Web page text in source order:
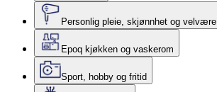
Personlig pleie, skjønnhet og velvære
Epoq kjøkken og vaskerom
Sport, hobby og fritid